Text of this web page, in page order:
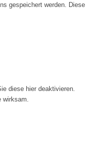
gespeichert werden. Diese
diese hier deaktivieren.
wirksam.